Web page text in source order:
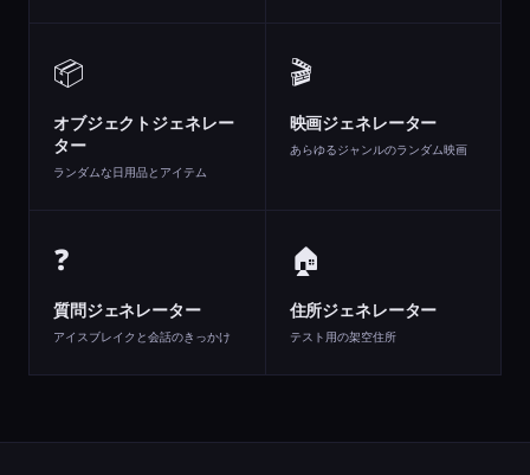
📦
オブジェクトジェネレー
ター
ランダムな日用品とアイテム
🎬
映画ジェネレーター
あらゆるジャンルのランダム映画
❓
質問ジェネレーター
アイスブレイクと会話のきっかけ
🏠
住所ジェネレーター
テスト用の架空住所